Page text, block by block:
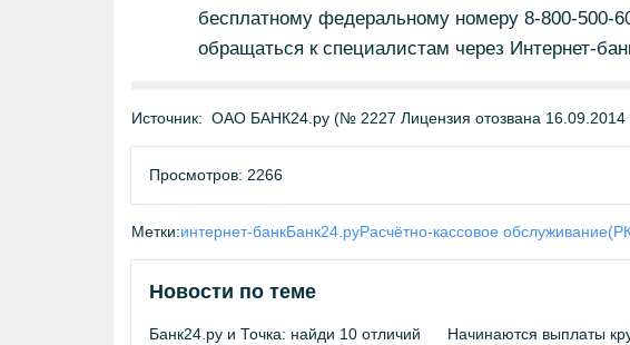
бесплатному федеральному номеру 8-800-500-
обращаться к специалистам через Интернет-
Источник: ОАО БАНК24.ру (№ 2227 Лицензия отозвана 16.09.2014
Просмотров: 2266
Метки:интернет-банкБанк24.руРасчётно-кассовое
Новости по теме
Банк24.ру и Точка: найди 10 отличий
Начинаются выплаты